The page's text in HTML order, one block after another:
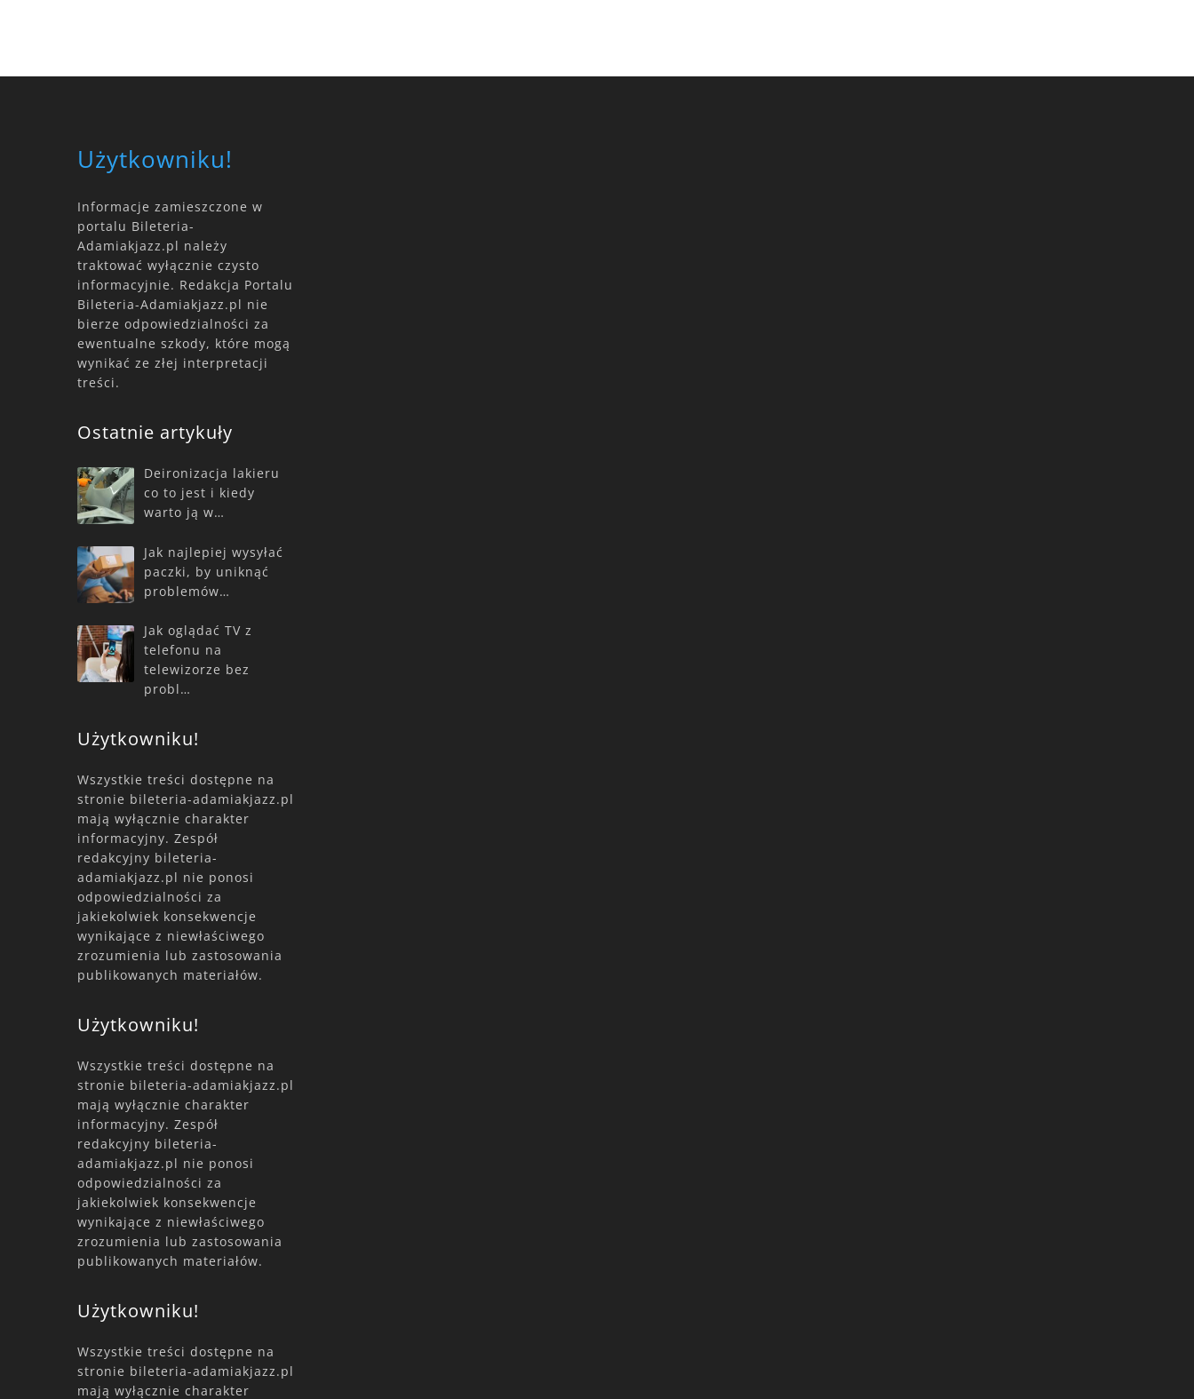
Użytkowniku!
Informacje zamieszczone w
portalu Bileteria-
Adamiakjazz.pl należy
traktować wyłącznie czysto
informacyjnie. Redakcja Portalu
Bileteria-Adamiakjazz.pl nie
bierze odpowiedzialności za
ewentualne szkody, które mogą
wynikać ze złej interpretacji
treści.
Ostatnie artykuły
Deironizacja lakieru
co to jest i kiedy
warto ją w…
Jak najlepiej wysyłać
paczki, by uniknąć
problemów…
Jak oglądać TV z
telefonu na
telewizorze bez
probl…
Użytkowniku!
Wszystkie treści dostępne na
stronie bileteria-adamiakjazz.pl
mają wyłącznie charakter
informacyjny. Zespół
redakcyjny bileteria-
adamiakjazz.pl nie ponosi
odpowiedzialności za
jakiekolwiek konsekwencje
wynikające z niewłaściwego
zrozumienia lub zastosowania
publikowanych materiałów.
Użytkowniku!
Wszystkie treści dostępne na
stronie bileteria-adamiakjazz.pl
mają wyłącznie charakter
informacyjny. Zespół
redakcyjny bileteria-
adamiakjazz.pl nie ponosi
odpowiedzialności za
jakiekolwiek konsekwencje
wynikające z niewłaściwego
zrozumienia lub zastosowania
publikowanych materiałów.
Użytkowniku!
Wszystkie treści dostępne na
stronie bileteria-adamiakjazz.pl
mają wyłącznie charakter